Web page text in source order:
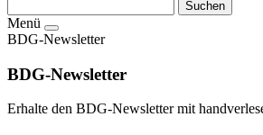
Menü
BDG-Newsletter
BDG-Newsletter
Erhalte den BDG-Newsletter mit